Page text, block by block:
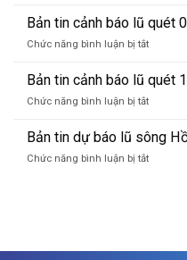
sông
tin
cảnh
báo
quét
07h
07/8/
Bản tin cảnh báo lũ quét
Chức năng bình luận bị tắtở
tin
cảnh
báo
quét
01h
Bản tin cảnh báo lũ quét
Chức năng bình luận bị tắtở
tin
cảnh
báo
Bản tin dự báo lũ sông
Chức năng bình luận bị tắtở
sông